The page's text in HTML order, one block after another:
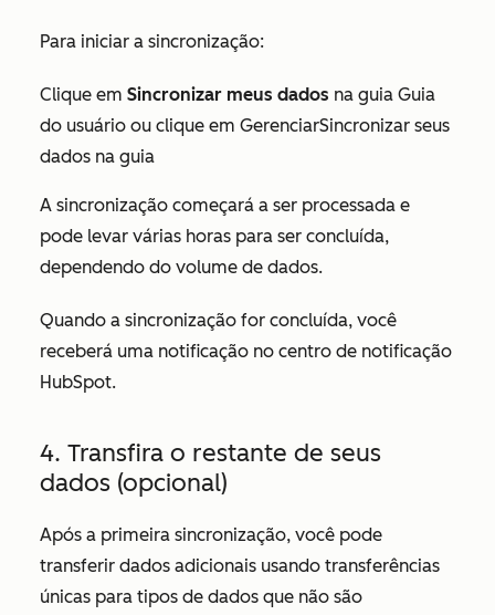
Para iniciar a sincronização:
Clique em Sincronizar meus dados na guia Guia
do usuário ou clique em GerenciarSincronizar seus
dados na guia
A sincronização começará a ser processada e
pode levar várias horas para ser concluída,
dependendo do volume de dados.
Quando a sincronização for concluída, você
receberá uma notificação no centro de notificação
HubSpot.
4. Transfira o restante de seus
dados (opcional)
Após a primeira sincronização, você pode
transferir dados adicionais usando transferências
únicas para tipos de dados que não são